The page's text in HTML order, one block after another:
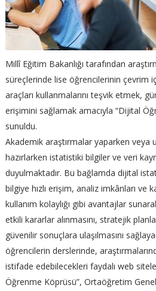
Millî Eğitim Bakanlığı tarafından
süreçlerinde lise öğrencilerinin çevrim
araçları kullanmalarını teşvik etmek,
erişimini sağlamak amacıyla “Dijital
sunuldu.
Akademik araştırmalar yaparken veya
hazırlarken istatistiki bilgiler ve veri
duyulmaktadır. Bu bağlamda dijital
bilgiye hızlı erişim, analiz imkânları ve
kullanım kolaylığı gibi avantajlar
etkili kararlar alınmasını, stratejik
güvenilir sonuçlara ulaşılmasını
öğrencilerin derslerinde,
istifade edebilecekleri faydalı web
Öğrenme Köprüsü”, Ortaöğretim